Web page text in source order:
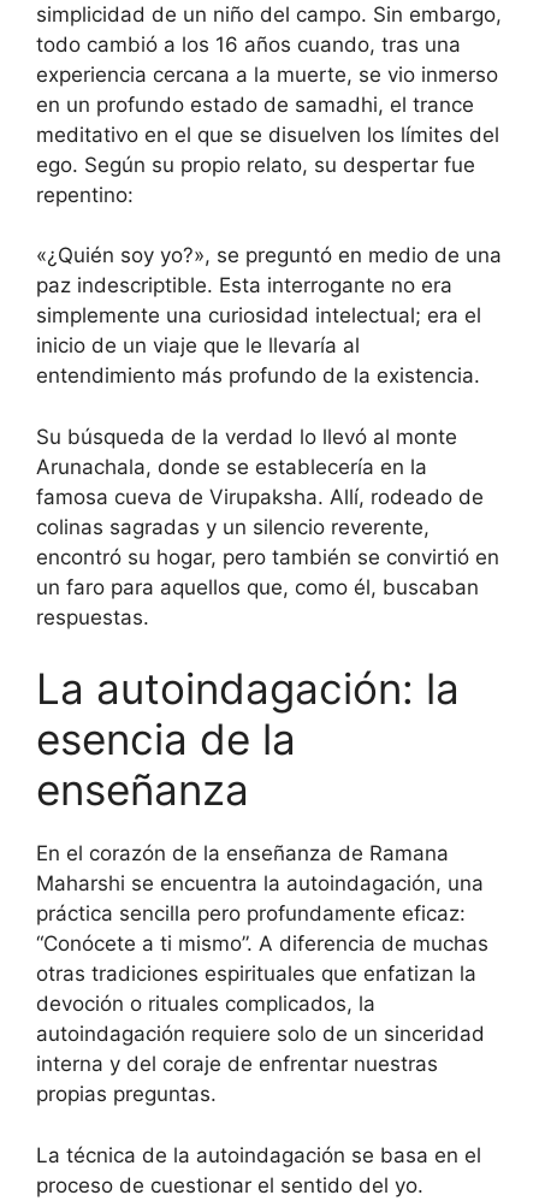
simplicidad de un niño del campo. Sin embargo,
todo cambió a los 16 años cuando, tras una
experiencia cercana a la muerte, se vio inmerso
en un profundo estado de samadhi, el trance
meditativo en el que se disuelven los límites del
ego. Según su propio relato, su despertar fue
repentino:
«¿Quién soy yo?», se preguntó en medio de una
paz indescriptible. Esta interrogante no era
simplemente una curiosidad intelectual; era el
inicio de un viaje que le llevaría al
entendimiento más profundo de la existencia.
Su búsqueda de la verdad lo llevó al monte
Arunachala, donde se establecería en la
famosa cueva de Virupaksha. Allí, rodeado de
colinas sagradas y un silencio reverente,
encontró su hogar, pero también se convirtió en
un faro para aquellos que, como él, buscaban
respuestas.
La autoindagación: la
esencia de la
enseñanza
En el corazón de la enseñanza de Ramana
Maharshi se encuentra la autoindagación, una
práctica sencilla pero profundamente eficaz:
“Conócete a ti mismo”. A diferencia de muchas
otras tradiciones espirituales que enfatizan la
devoción o rituales complicados, la
autoindagación requiere solo de un sinceridad
interna y del coraje de enfrentar nuestras
propias preguntas.
La técnica de la autoindagación se basa en el
proceso de cuestionar el sentido del yo.